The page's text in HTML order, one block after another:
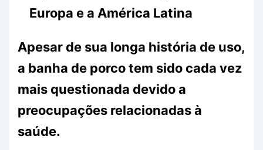
Europa e a América Latina
Apesar de sua longa história de uso,
a banha de porco tem sido cada vez
mais questionada devido a
preocupações relacionadas à
saúde.